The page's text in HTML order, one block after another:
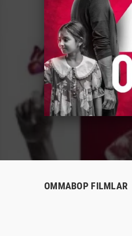
OMMABOP FILMLAR